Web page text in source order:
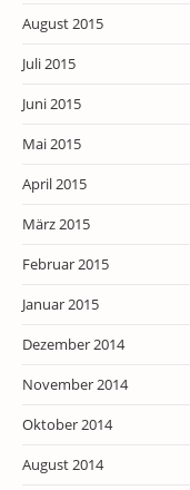
August 2015
Juli 2015
Juni 2015
Mai 2015
April 2015
März 2015
Februar 2015
Januar 2015
Dezember 2014
November 2014
Oktober 2014
August 2014